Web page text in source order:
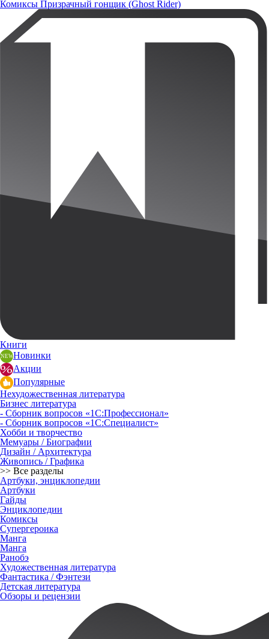
Комиксы Призрачный гонщик (Ghost Rider)
Книги
Новинки
Акции
Популярные
Нехудожественная литература
Бизнес литература
- Сборник вопросов «1С:Профессионал»
- Сборник вопросов «1С:Специалист»
Хобби и творчество
Мемуары / Биографии
Дизайн / Архитектура
Живопись / Графика
>> Все разделы
Артбуки, энциклопедии
Артбуки
Гайды
Энциклопедии
Комиксы
Супергероика
Манга
Манга
Ранобэ
Художественная литература
Фантастика / Фэнтези
Детская литература
Обзоры и рецензии